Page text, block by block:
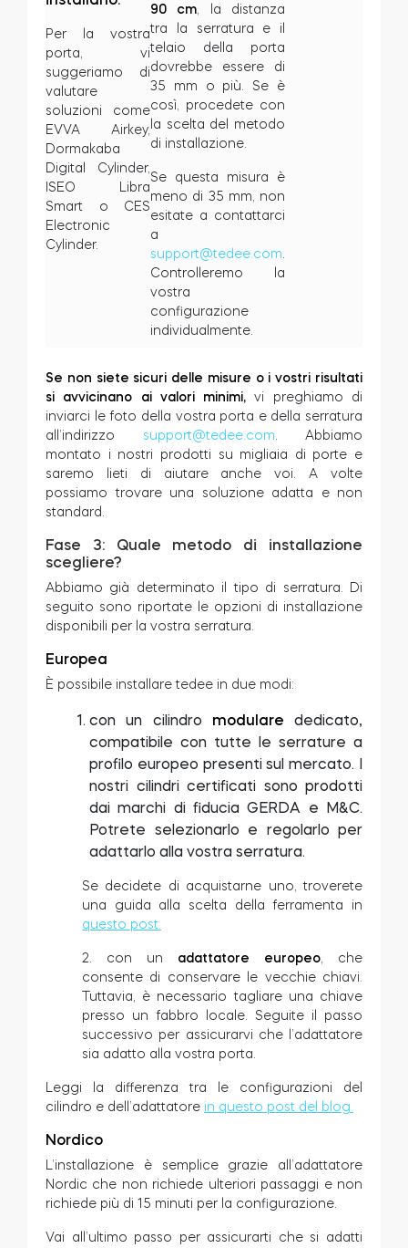
Per la vostra
porta, vi
suggeriamo di
valutare
soluzioni come
EVVA Airkey,
Dormakaba
Digital Cylinder,
ISEO Libra
Smart o CES
Electronic
Cylinder.
90 cm , la distanza
tra la serratura e il
telaio della porta
dovrebbe essere di
35 mm o più. Se è
così, procedete con
la scelta del metodo
di installazione.
Se questa misura è
meno di 35 mm, non
esitate a contattarci
a
support@tedee.com
Controlleremo la
vostra
configurazione
individualmente.
Se non siete sicuri delle misure o i vostri risultati
si avvicinano ai valori minimi,
vi preghiamo di
inviarci le foto della vostra porta e della serratura
all’indirizzo
support@tedee.com . Abbiamo
montato i nostri prodotti su migliaia di porte e
saremo lieti di aiutare anche voi. A volte
possiamo trovare una soluzione adatta e non
standard.
Fase 3: Quale metodo di installazione
scegliere?
Abbiamo già determinato il tipo di serratura. Di
seguito sono riportate le opzioni di installazione
disponibili per la vostra serratura.
Europea
È possibile installare tedee in due modi:
con un cilindro modulare dedicato,
compatibile con tutte le serrature a
profilo europeo presenti sul mercato. I
nostri cilindri certificati sono prodotti
dai marchi di fiducia GERDA e M&C.
Potrete selezionarlo e regolarlo per
adattarlo alla vostra serratura.
Se decidete di acquistarne uno, troverete
una guida alla scelta della ferramenta in
questo post.
2. con un adattatore europeo , che
consente di conservare le vecchie chiavi.
Tuttavia, è necessario tagliare una chiave
presso un fabbro locale. Seguite il passo
successivo per assicurarvi che l’adattatore
sia adatto alla vostra porta.
Leggi la differenza tra le configurazioni del
cilindro e dell’adattatore in questo post del blog.
Nordico
L’installazione è semplice grazie all’adattatore
Nordic che non richiede ulteriori passaggi e non
richiede più di 15 minuti per la configurazione.
Vai all’ultimo passo per assicurarti che si adatti